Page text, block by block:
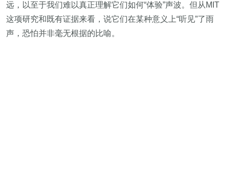
远，以至于我们难以真正理解它们如何“体验”声波。但从MIT
这项研究和既有证据来看，说它们在某种意义上“听见”了雨
声，恐怕并非毫无根据的比喻。